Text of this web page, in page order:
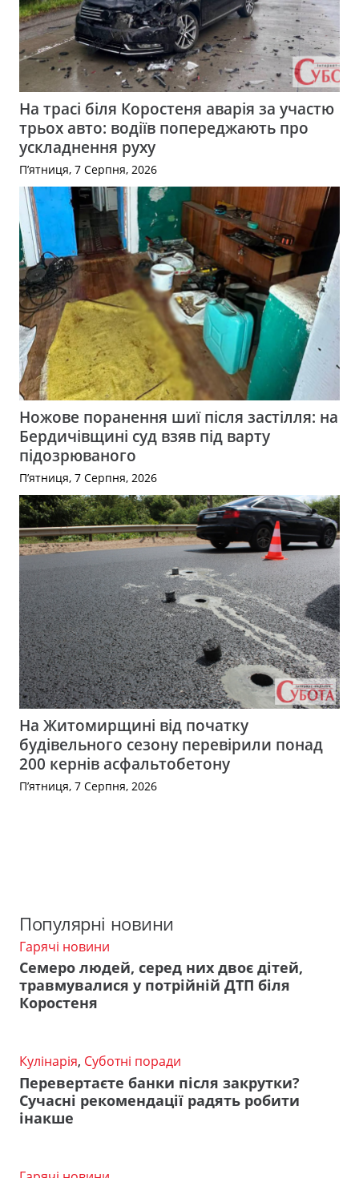
На трасі біля Коростеня аварія за участю
трьох авто: водіїв попереджають про
ускладнення руху
П’ятниця, 7 Серпня, 2026
Ножове поранення шиї після застілля: на
Бердичівщині суд взяв під варту
підозрюваного
П’ятниця, 7 Серпня, 2026
На Житомирщині від початку
будівельного сезону перевірили понад
200 кернів асфальтобетону
П’ятниця, 7 Серпня, 2026
Популярні новини
Гарячі новини
Семеро людей, серед них двоє дітей,
травмувалися у потрійній ДТП біля
Коростеня
Кулінарія, Суботні поради
Перевертаєте банки після закрутки?
Сучасні рекомендації радять робити
інакше